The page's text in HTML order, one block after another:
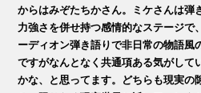
からはみぞたちかさん。ミケさんは弾
力強さを併せ持つ感情的なステージで
ーディオン弾き語りで非日常の物語
ですがなんとなく共通項ある気がして
かな、と思ってます。どちらも現実の